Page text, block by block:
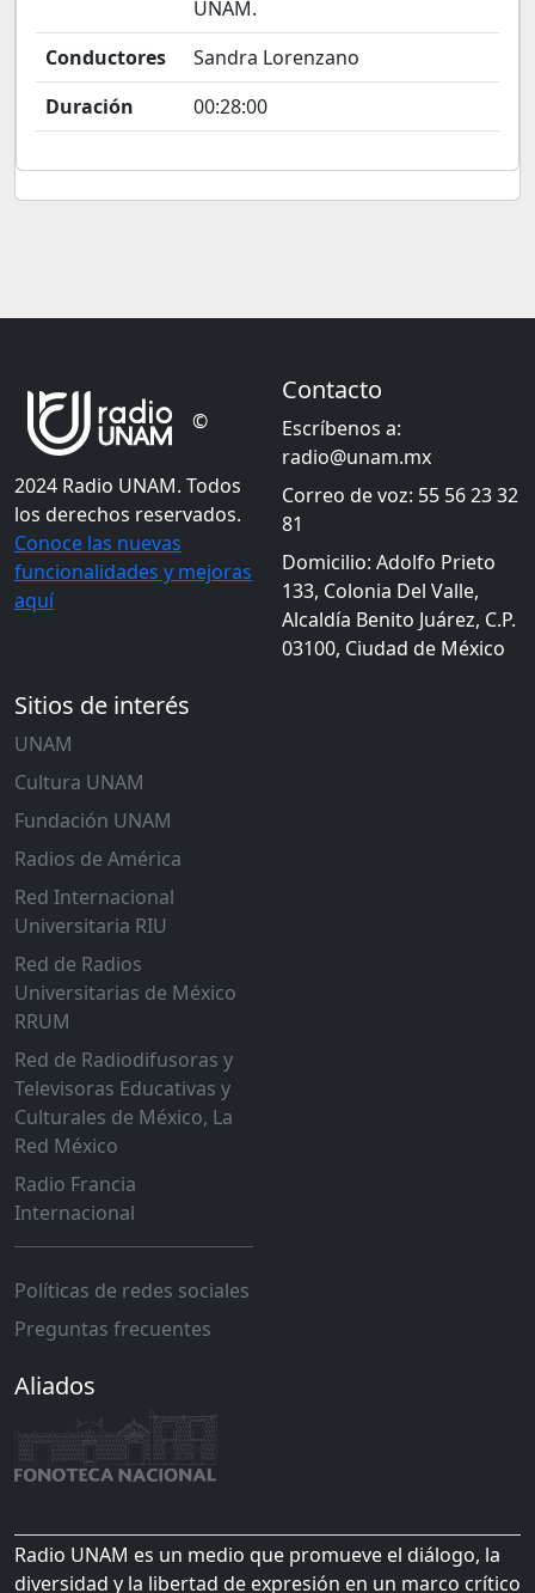
UNAM.
Conductores
Sandra Lorenzano
Duración
00:28:00
©
2024 Radio UNAM. Todos
los derechos reservados.
Conoce las nuevas
funcionalidades y mejoras
aquí
Contacto
Escríbenos a:
radio@unam.mx
Correo de voz: 55 56 23 32
81
Domicilio: Adolfo Prieto
133, Colonia Del Valle,
Alcaldía Benito Juárez, C.P.
03100, Ciudad de México
Sitios de interés
UNAM
Cultura UNAM
Fundación UNAM
Radios de América
Red Internacional
Universitaria RIU
Red de Radios
Universitarias de México
RRUM
Red de Radiodifusoras y
Televisoras Educativas y
Culturales de México, La
Red México
Radio Francia
Internacional
Políticas de redes sociales
Preguntas frecuentes
Aliados
Radio UNAM es un medio que promueve el diálogo, la
diversidad y la libertad de expresión en un marco crítico